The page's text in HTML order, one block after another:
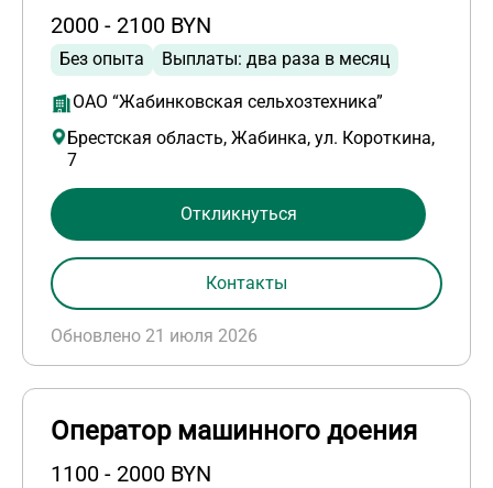
2000 - 2100 BYN
Без опыта Выплаты: два раза в месяц
ОАО “Жабинковская сельхозтехника”
Брестская область, Жабинка, ул. Короткина,
7
Обновлено 21 июля 2026
Откликнуться
Контакты
Оператор машинного доения
1100 - 2000 BYN